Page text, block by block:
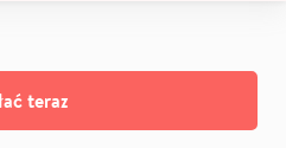
teraz